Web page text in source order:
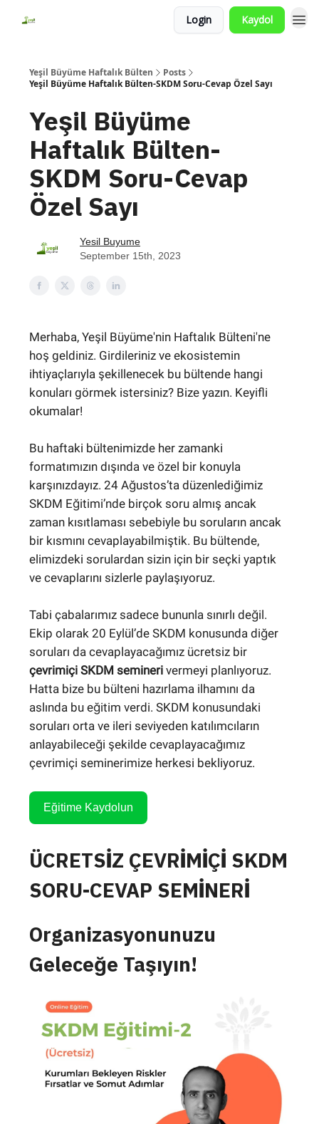
Login Kaydol
Yeşil Büyüme Haftalık Bülten
Posts
Yeşil Büyüme Haftalık Bülten-SKDM Soru-Cevap Özel Sayı
Yeşil Büyüme
Haftalık Bülten-
SKDM Soru-Cevap
Özel Sayı
Yesil Buyume
September 15th, 2023
Merhaba, Yeşil Büyüme'nin Haftalık Bülteni'ne
hoş geldiniz. Girdileriniz ve ekosistemin
ihtiyaçlarıyla şekillenecek bu bültende hangi
konuları görmek istersiniz? Bize yazın. Keyifli
okumalar!
Bu haftaki bültenimizde her zamanki
formatımızın dışında ve özel bir konuyla
karşınızdayız. 24 Ağustos’ta düzenlediğimiz
SKDM Eğitimi’nde birçok soru almış ancak
zaman kısıtlaması sebebiyle bu soruların ancak
bir kısmını cevaplayabilmiştik. Bu bültende,
elimizdeki sorulardan sizin için bir seçki yaptık
ve cevaplarını sizlerle paylaşıyoruz.
Tabi çabalarımız sadece bununla sınırlı değil.
Ekip olarak 20 Eylül’de SKDM konusunda diğer
soruları da cevaplayacağımız ücretsiz bir
çevrimiçi SKDM semineri vermeyi planlıyoruz.
Hatta bize bu bülteni hazırlama ilhamını da
aslında bu eğitim verdi. SKDM konusundaki
soruları orta ve ileri seviyeden katılımcıların
anlayabileceği şekilde cevaplayacağımız
çevrimiçi seminerimize herkesi bekliyoruz.
Eğitime Kaydolun
ÜCRETSİZ ÇEVRİMİÇİ SKDM
SORU-CEVAP SEMİNERİ
Organizasyonunuzu
Geleceğe Taşıyın!